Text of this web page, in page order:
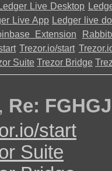
Ledger Live Desktop
Live App Ledger live
Extension
Trezor.io/start
Suite Trezor Bridge
, Re: FGHGJ
start
Suite